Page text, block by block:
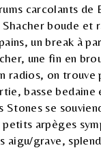
carcolants
boude et
un break à
une fin en
radios, on trouve
basse
Stones se
arpèges
aigu/grave,